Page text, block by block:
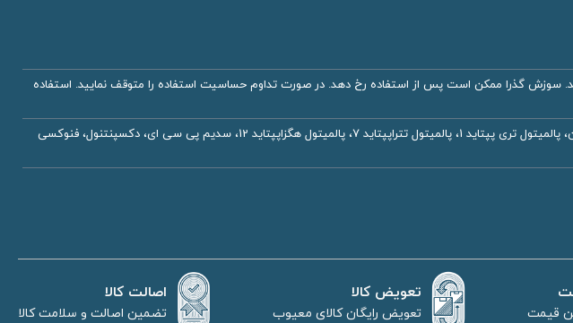
گذرا ممکن است پس از استفاده رخ دهد. در صورت تداوم حساسیت استفاده را متوقف نمایید. استفاده
آب دیونیزه، پروپیلن گلیکول، رتینول لیپوزومال، بوتیلن گلایکل، زینک گلوکونات، گلیسیرین، پالمیتول تری پپتاید 1، پالمیتول تتراپپتاید 7، پالمیتول هگزاپپتاید 12، سدیم پی سی ای، دکسپنتنول، فنوکسی
قیمت
تعویض کالا
تعویض رایگان کالای معیوب
اصالت کالا
تضمین اصالت و سلامت کالا